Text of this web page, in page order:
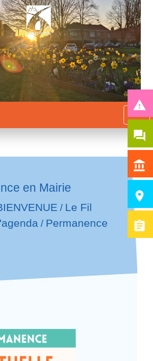
menu
en Mairie
/ Le Fil
/ Permanence
report_problem
question_answer
account_balance
room
assignment